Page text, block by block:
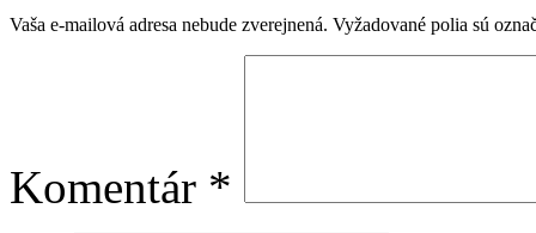
Vaša e-mailová adresa nebude zverejnená. Vyžadované polia sú
Komentár *